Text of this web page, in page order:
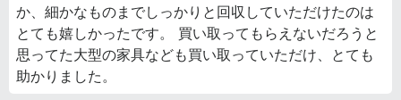
か、細かなものまでしっかりと回収していただけたのは
とても嬉しかったです。 買い取ってもらえないだろうと
思ってた大型の家具なども買い取っていただけ、とても
助かりました。